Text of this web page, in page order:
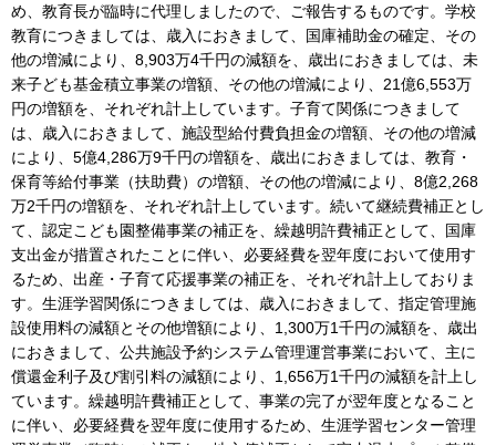
め、教育長が臨時に代理しましたので、ご報告するものです。学校
教育につきましては、歳入におきまして、国庫補助金の確定、その
他の増減により、8,903万4千円の減額を、歳出におきましては、未
来子ども基金積立事業の増額、その他の増減により、21億6,553万
円の増額を、それぞれ計上しています。子育て関係につきまして
は、歳入におきまして、施設型給付費負担金の増額、その他の増減
により、5億4,286万9千円の増額を、歳出におきましては、教育・
保育等給付事業（扶助費）の増額、その他の増減により、8億2,268
万2千円の増額を、それぞれ計上しています。続いて継続費補正とし
て、認定こども園整備事業の補正を、繰越明許費補正として、国庫
支出金が措置されたことに伴い、必要経費を翌年度において使用す
るため、出産・子育て応援事業の補正を、それぞれ計上しておりま
す。生涯学習関係につきましては、歳入におきまして、指定管理施
設使用料の減額とその他増額により、1,300万1千円の減額を、歳出
におきまして、公共施設予約システム管理運営事業において、主に
償還金利子及び割引料の減額により、1,656万1千円の減額を計上し
ています。繰越明許費補正として、事業の完了が翌年度となること
に伴い、必要経費を翌年度に使用するため、生涯学習センター管理